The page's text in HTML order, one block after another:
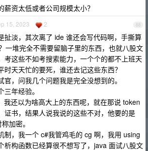
薪资太低或者公司规模太小？
88
15, 2023 2
扯淡，其次离了 ide 谁还会写代码啊，手撕算
一堆完全不需要留脑子里的东西，也就八股文
考这些不如考搜索能力，一个个的都不上班天
时天天忙的要死，谁还去记这些东西？
官，问我几个问题我是完全没想到的。
年经验。
我还以为啥高大上的东西呢，就在那说 token
证书，结果人说我说的这些不对，他要的是
加密。
制，我一个 c#我管鸡毛的 cg 啊，我用 using
析构函数已经算很不想写了，java 面试八股文